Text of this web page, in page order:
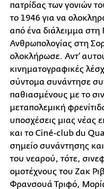
πατρίδας των γονιών
το 1946 για να
από ένα διάλειμμα στη
Ανθρωπολογίας στη
ολοκλήρωσε. Αντ’
κινηματογραφικές
σύντομα συνάντησε
παθιασμένους με το
μεταπολεμική
υποσχέσεις μιας νέας
και το Ciné-club du
σημείο συνάντησης
του νεαρού, τότε,
ομοτέχνους του Ζακ
Φρανσουά Τριφό,